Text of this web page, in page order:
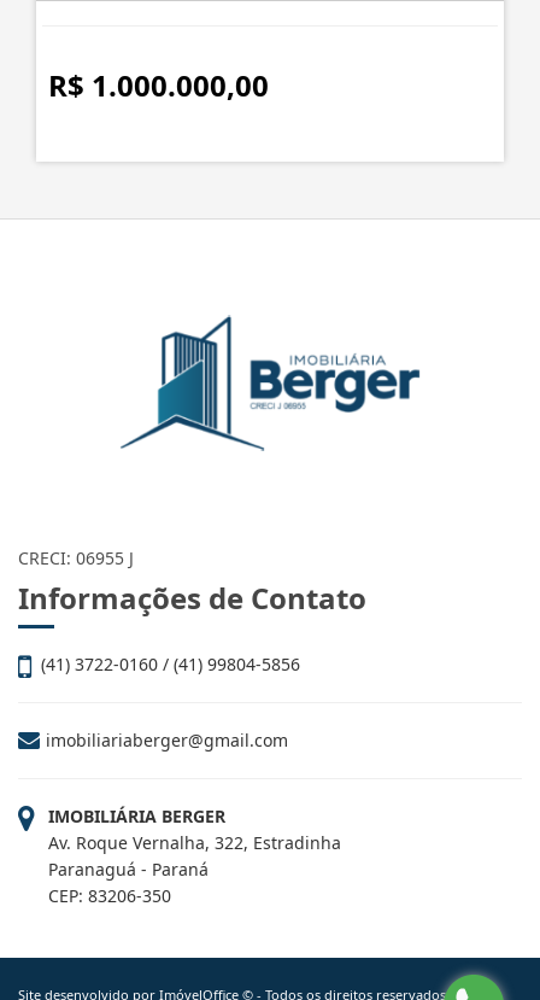
R$ 1.000.000,00
CRECI: 06955 J
Informações de Contato
(41) 3722-0160 / (41) 99804-5856
imobiliariaberger@gmail.com
IMOBILIÁRIA BERGER
Av. Roque Vernalha, 322, Estradinha
Paranaguá - Paraná
CEP: 83206-350
Site desenvolvido por ImóvelOffice © - Todos os direitos reservados